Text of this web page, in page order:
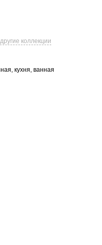
другие коллекции
кухня, ванная